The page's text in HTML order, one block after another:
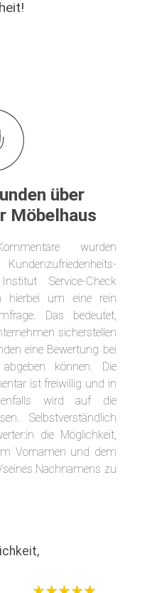
über
Möbelhaus
wurden
Service-Check
hierbei um eine rein
Das bedeutet,
sicherstellen
eine Bewertung bei
abgeben können. Die
ist freiwillig und in
wird auf die
Selbstverständlich
die Möglichkeit,
Vornamen und dem
Nachnamens zu